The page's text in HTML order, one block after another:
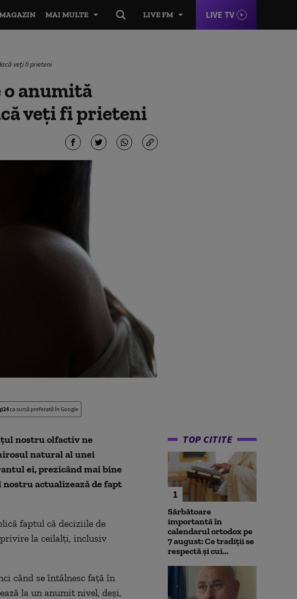
LIVE FM LIVE TV
MAI MULTE
veți fi prieteni
anumită
veți fi prieteni
ca sursă preferată în Google
nostru olfactiv ne
natural al unei
ei, prezicând mai bine
actualizează de fapt
faptul că deciziile de
la ceilalți, inclusiv
când se întâlnesc față în
la un anumit nivel, deși,
TOP CITITE
1
Sărbătoare
importantă în
calendarul ortodox pe
7 august: Ce tradiții se
respectă și cui...